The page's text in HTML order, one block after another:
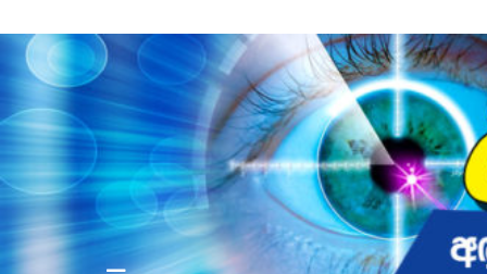
to
contentvinivida.lk